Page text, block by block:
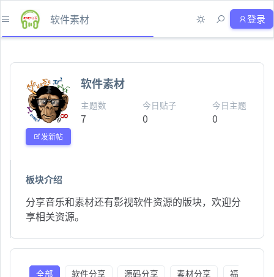
软件素材 登录
发新帖
软件素材
主题数
7
今日贴子
0
今日主题
0
板块介绍
分享音乐和素材还有影视软件资源的版块，欢迎分
享相关资源。
全部 软件分享 源码分享 素材分享
福